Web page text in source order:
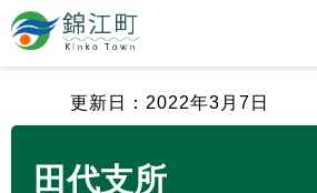
錦江町 Kinko
Town
更新日：2022年3月7日
田代支所